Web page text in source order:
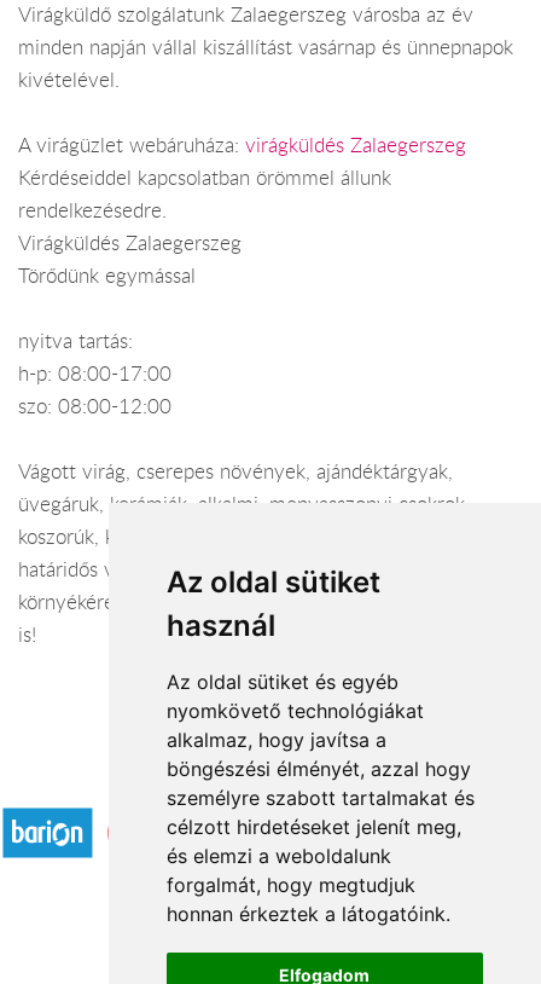
Az oldal sütiket
használ
Az oldal sütiket és egyéb
nyomkövető technológiákat
alkalmaz, hogy javítsa a
böngészési élményét, azzal hogy
személyre szabott tartalmakat és
célzott hirdetéseket jelenít meg,
és elemzi a weboldalunk
forgalmát, hogy megtudjuk
honnan érkeztek a látogatóink.
Elfogadom
Virágküldő szolgálatunk Zalaegerszeg városba az év
minden napján vállal kiszállítást vasárnap és ünnepnapok
kivételével.
A virágüzlet webáruháza: virágküldés Zalaegerszeg
Kérdéseiddel kapcsolatban örömmel állunk
rendelkezésedre.
Virágküldés Zalaegerszeg
Törődünk egymással
nyitva tartás:
h-p: 08:00-17:00
szo: 08:00-12:00
Vágott virág, cserepes növények, ajándéktárgyak,
üvegáruk, kerámiák, alkalmi, menyasszonyi csokrok,
koszorúk, kegyeleti készítmények nagy választékban,
határidős vállalással. Virág küldés Zalaegerszegre,
környékére és az ország egész területére, sőt külföldre
is!
Elfogadott fizetési módok
Á.SZ.F.